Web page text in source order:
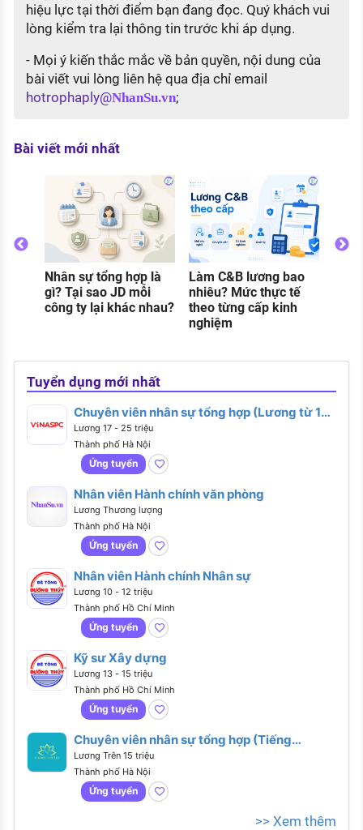
hiệu lực tại thời điểm bạn đang đọc. Quý khách vui
lòng kiểm tra lại thông tin trước khi áp dụng.
- Mọi ý kiến thắc mắc về bản quyền, nội dung của
bài viết vui lòng liên hệ qua địa chỉ email
hotrophaply@NhanSu.vn;
Bài viết mới nhất
Nhân sự tổng hợp là
gì? Tại sao JD mỗi
công ty lại khác nhau?
Làm C&B lương bao
nhiêu? Mức thực tế
theo từng cấp kinh
nghiệm
khi
Tuyển dụng mới nhất
Chuyên viên nhân sự tổng hợp (Lương từ 17 -
25 triệu)
Lương 17 - 25 triệu
Thành phố Hà Nội
Ứng tuyển
Nhân viên Hành chính văn phòng
Lương Thương lượng
Thành phố Hà Nội
Ứng tuyển
Nhân viên Hành chính Nhân sự
Lương 10 - 12 triệu
Thành phố Hồ Chí Minh
Ứng tuyển
Kỹ sư Xây dựng
Lương 13 - 15 triệu
Thành phố Hồ Chí Minh
Ứng tuyển
Chuyên viên nhân sự tổng hợp (Tiếng
Anh giao tiếp)
Lương Trên 15 triệu
Thành phố Hà Nội
Ứng tuyển
>> Xem thêm